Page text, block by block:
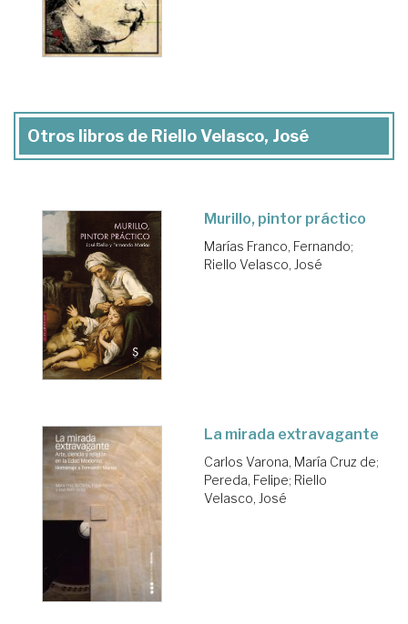
Otros libros de Riello Velasco, José
Murillo, pintor práctico
Marías Franco, Fernando;
Riello Velasco, José
La mirada extravagante
Carlos Varona, María Cruz de;
Pereda, Felipe; Riello
Velasco, José